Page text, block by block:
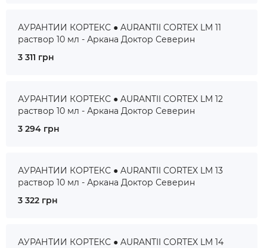
АУРАНТИИ КОРТЕКС ● AURANTII CORTEX LM 11
раствор 10 мл - Аркана Доктор Северин
3 311 грн
АУРАНТИИ КОРТЕКС ● AURANTII CORTEX LM 12
раствор 10 мл - Аркана Доктор Северин
3 294 грн
АУРАНТИИ КОРТЕКС ● AURANTII CORTEX LM 13
раствор 10 мл - Аркана Доктор Северин
3 322 грн
АУРАНТИИ КОРТЕКС ● AURANTII CORTEX LM 14